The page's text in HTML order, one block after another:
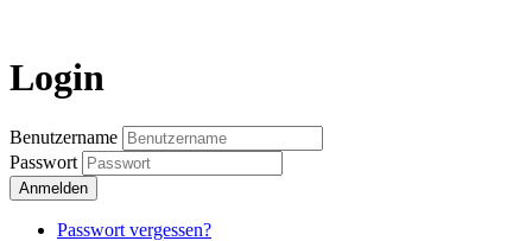
Login
Benutzername
Passwort
Anmelden
Passwort vergessen?